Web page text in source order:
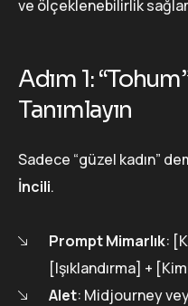
ve ölçeklenebilirlik
Adım 1:
Tanımlayın
Sadece “güzel kadın”
İncili.
Prompt Mimarlık:
[Işıklandırma] +
Alet: Midjourney